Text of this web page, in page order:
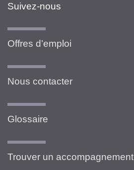
Suivez-nous
Offres d’emploi
Nous contacter
Glossaire
Trouver un accompagnement